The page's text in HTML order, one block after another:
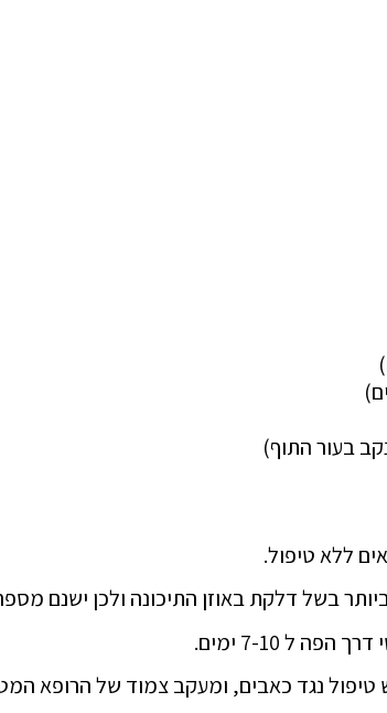
בעור התוף)
בשל דלקת באוזן התיכונה ולכן ישנם
ל 7-10 ימים.
טיפול נגד כאבים, ומעקב צמוד של הרופא